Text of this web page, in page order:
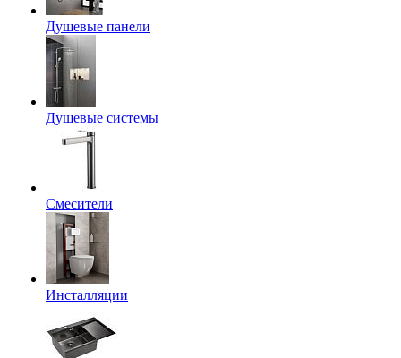
Душевые панели
Душевые системы
Смесители
Инсталляции